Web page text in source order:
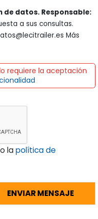
datos. Responsable:
a sus consultas.
Más
requiere la aceptación
lapolítica de